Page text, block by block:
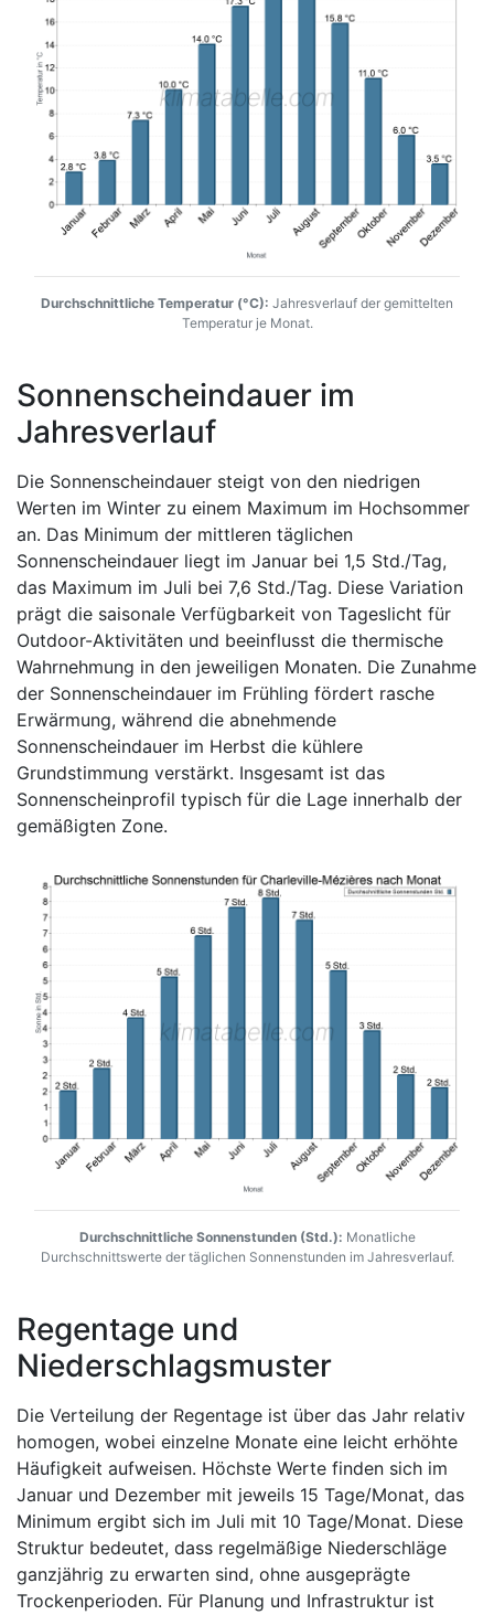
Durchschnittliche Temperatur (°C): Jahresverlauf der gemittelten
Temperatur je Monat.
Sonnenscheindauer im
Jahresverlauf
Die Sonnenscheindauer steigt von den niedrigen
Werten im Winter zu einem Maximum im Hochsommer
an. Das Minimum der mittleren täglichen
Sonnenscheindauer liegt im Januar bei 1,5 Std./Tag,
das Maximum im Juli bei 7,6 Std./Tag. Diese Variation
prägt die saisonale Verfügbarkeit von Tageslicht für
Outdoor-Aktivitäten und beeinflusst die thermische
Wahrnehmung in den jeweiligen Monaten. Die Zunahme
der Sonnenscheindauer im Frühling fördert rasche
Erwärmung, während die abnehmende
Sonnenscheindauer im Herbst die kühlere
Grundstimmung verstärkt. Insgesamt ist das
Sonnenscheinprofil typisch für die Lage innerhalb der
gemäßigten Zone.
Durchschnittliche Sonnenstunden (Std.): Monatliche
Durchschnittswerte der täglichen Sonnenstunden im Jahresverlauf.
Regentage und
Niederschlagsmuster
Die Verteilung der Regentage ist über das Jahr relativ
homogen, wobei einzelne Monate eine leicht erhöhte
Häufigkeit aufweisen. Höchste Werte finden sich im
Januar und Dezember mit jeweils 15 Tage/Monat, das
Minimum ergibt sich im Juli mit 10 Tage/Monat. Diese
Struktur bedeutet, dass regelmäßige Niederschläge
ganzjährig zu erwarten sind, ohne ausgeprägte
Trockenperioden. Für Planung und Infrastruktur ist